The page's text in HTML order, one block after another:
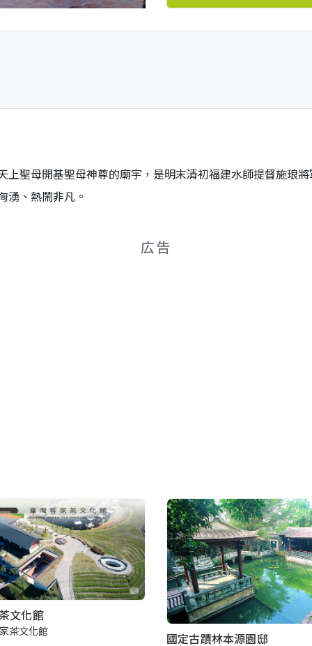
聖母開基聖母神尊的廟宇，是明末清初福建水師提督施琅將
湧、熱鬧非凡。
広告
文化館
茶文化館 國定古蹟林本源園邸